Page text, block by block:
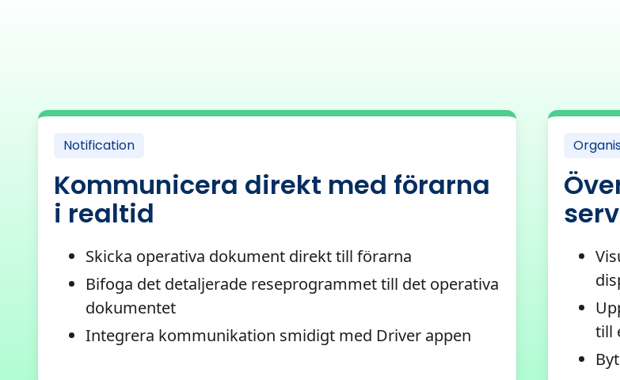
Notification
Kommunicera direkt med förarna
i realtid
Skicka operativa dokument direkt till förarna
Bifoga det detaljerade reseprogrammet till det operativa
dokumentet
Integrera kommunikation smidigt med Driver appen
till